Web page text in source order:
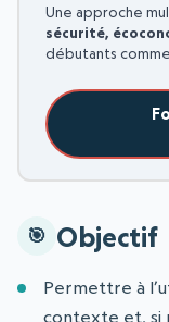
Une approche
sécurité,
débutants
Objectif
Permettre à
contexte et, si